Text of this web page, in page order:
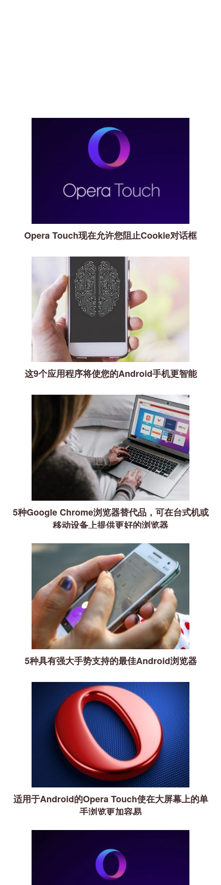
Opera Touch现在允许您阻止Cookie对话框
这9个应用程序将使您的Android手机更智能
5种Google Chrome浏览器替代品，可在台式机或
移动设备上提供更好的浏览器
5种具有强大手势支持的最佳Android浏览器
适用于Android的Opera Touch使在大屏幕上的单
手浏览更加容易